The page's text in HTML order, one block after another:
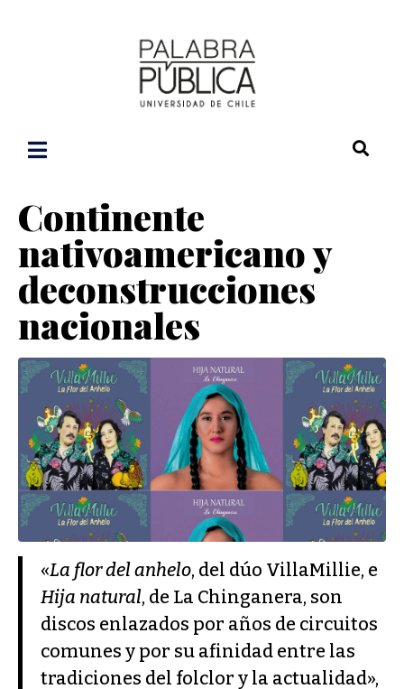
Continente
nativoamericano y
deconstrucciones
nacionales
«La flor del anhelo, del dúo VillaMillie, e
Hija natural, de La Chinganera, son
discos enlazados por años de circuitos
comunes y por su afinidad entre las
tradiciones del folclor y la actualidad»,